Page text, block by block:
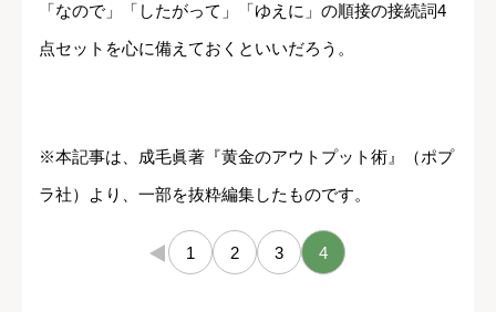
「なので」「したがって」「ゆえに」の順接の接続詞4
点セットを心に備えておくといいだろう。
※本記事は、成毛眞著『黄金のアウトプット術』（ポプ
ラ社）より、一部を抜粋編集したものです。
← 1 2 3 4